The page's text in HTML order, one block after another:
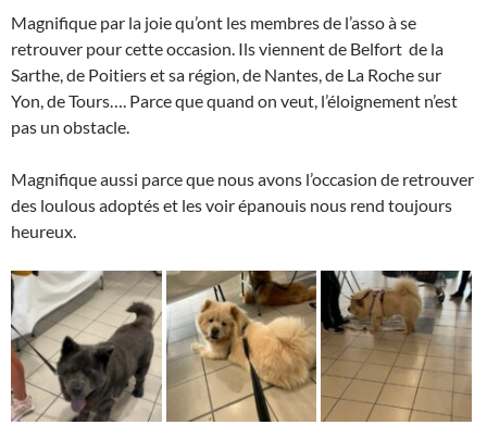
Magnifique par la joie qu’ont les membres de l’asso à se
retrouver pour cette occasion. Ils viennent de Belfort de la
Sarthe, de Poitiers et sa région, de Nantes, de La Roche sur
Yon, de Tours…. Parce que quand on veut, l’éloignement n’est
pas un obstacle.
Magnifique aussi parce que nous avons l’occasion de retrouver
des loulous adoptés et les voir épanouis nous rend toujours
heureux.